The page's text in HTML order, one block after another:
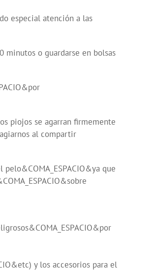
especial atención a las
minutos o guardarse en bolsas
piojos se agarran firmemente
al compartir
que
y los accesorios para el